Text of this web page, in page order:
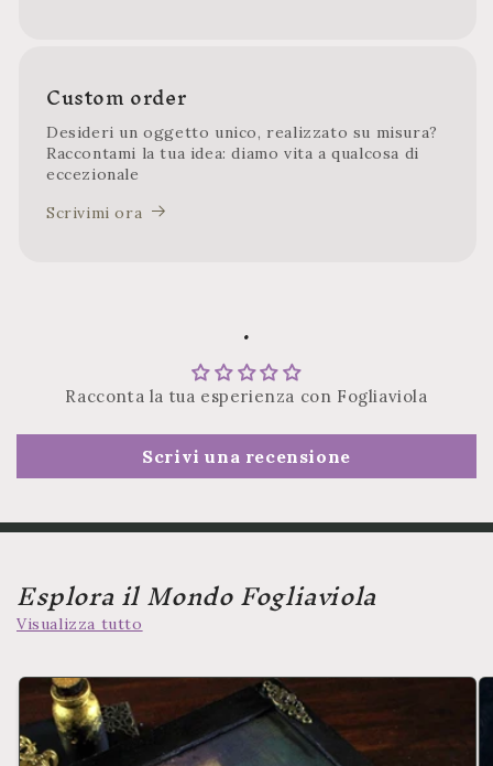
Custom order
Desideri un oggetto unico, realizzato su misura?
Raccontami la tua idea: diamo vita a qualcosa di
eccezionale
Scrivimi ora
.
Racconta la tua esperienza con Fogliaviola
Scrivi una recensione
Esplora il Mondo Fogliaviola
Visualizza tutto